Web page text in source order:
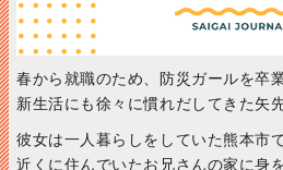
春から就職のため、防災ガールを卒
新生活にも徐々に慣れだしてきた矢
彼女は一人暮らしをしていた熊本市
近くに住んでいたお兄さんの家に身